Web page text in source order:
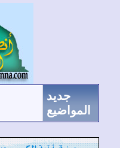
جديد